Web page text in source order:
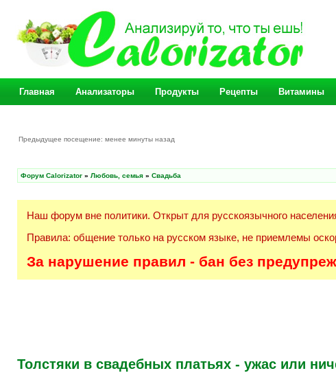
Главная Анализаторы Продукты Рецепты Витамины
Предыдущее посещение: менее минуты назад
Форум Calorizator » Любовь, семья » Свадьба
Наш форум вне политики. Открыт для русскоязычного
Правила: общение только на русском языке, не приемлемы
За нарушение правил - бан без
Толстяки в свадебных платьях - ужас или